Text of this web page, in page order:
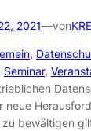
2021—von
,
Seminar,
neue
zu bewältigen